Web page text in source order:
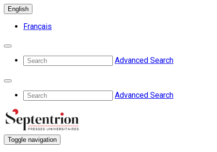
English
Français
Advanced Search
Advanced Search
Toggle navigation